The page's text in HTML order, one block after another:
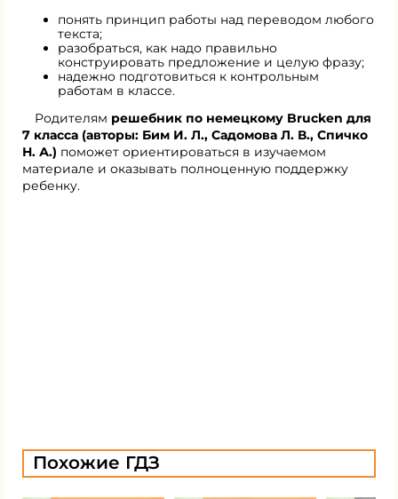
понять принцип работы над переводом любого
текста;
разобраться, как надо правильно
конструировать предложение и целую фразу;
надежно подготовиться к контрольным
работам в классе.
Родителям решебник по немецкому Brucken для
7 класса (авторы: Бим И. Л., Садомова Л. В., Спичко
Н. А.) поможет ориентироваться в изучаемом
материале и оказывать полноценную поддержку
ребенку.
Похожие ГДЗ